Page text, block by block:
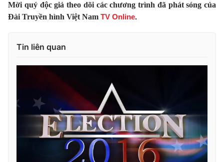
Tư vấn
Emagazine
Video Shorts video
VTV Money VTV Thể thao
Mời quý độc giả theo dõi các chương trình đã phát sóng của
Đài Truyền hình Việt Nam TV Online.
Tin liên quan